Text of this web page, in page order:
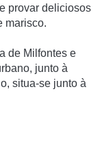
provar deliciosos
marisco.
de Milfontes e
junto à
situa-se junto à